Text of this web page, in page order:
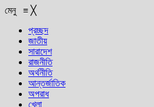
মেনু ≡ ╳
প্রচ্ছদ
জাতীয়
সারাদেশ
রাজনীতি
অর্থনীতি
আন্তর্জাতিক
অপরাধ
খেলা